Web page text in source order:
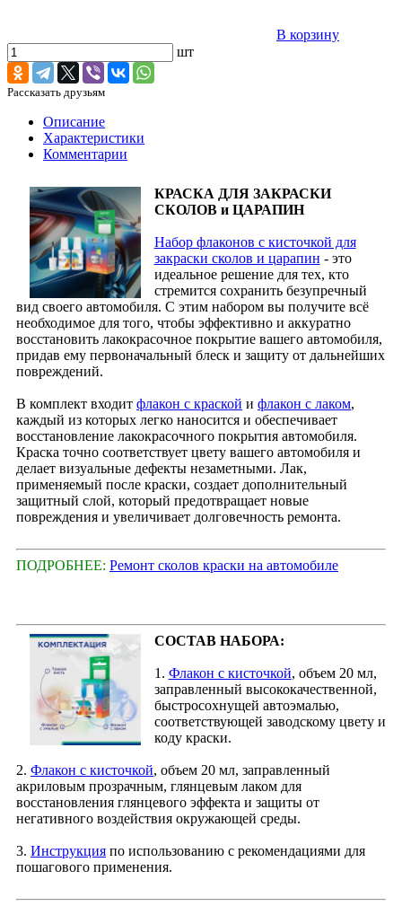
В корзину
шт
Рассказать друзьям
Описание
Характеристики
Комментарии
КРАСКА ДЛЯ ЗАКРАСКИ
СКОЛОВ и ЦАРАПИН
Набор флаконов с кисточкой для
закраски сколов и царапин - это
идеальное решение для тех, кто
стремится сохранить безупречный
вид своего автомобиля. С этим набором вы получите всё
необходимое для того, чтобы эффективно и аккуратно
восстановить лакокрасочное покрытие вашего автомобиля,
придав ему первоначальный блеск и защиту от дальнейших
повреждений.
В комплект входит флакон с краской и флакон с лаком,
каждый из которых легко наносится и обеспечивает
восстановление лакокрасочного покрытия автомобиля.
Краска точно соответствует цвету вашего автомобиля и
делает визуальные дефекты незаметными. Лак,
применяемый после краски, создает дополнительный
защитный слой, который предотвращает новые
повреждения и увеличивает долговечность ремонта.
ПОДРОБНЕЕ: Ремонт сколов краски на автомобиле
СОСТАВ НАБОРА:
1. Флакон с кисточкой, объем 20 мл,
заправленный высококачественной,
быстросохнущей автоэмалью,
соответствующей заводскому цвету и
коду краски.
2. Флакон с кисточкой, объем 20 мл, заправленный
акриловым прозрачным, глянцевым лаком для
восстановления глянцевого эффекта и защиты от
негативного воздействия окружающей среды.
3. Инструкция по использованию с рекомендациями для
пошагового применения.